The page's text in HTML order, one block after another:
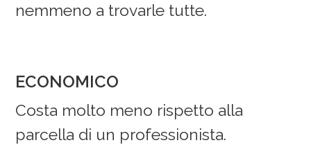
nemmeno a trovarle tutte.
ECONOMICO
Costa molto meno rispetto alla
parcella di un professionista.